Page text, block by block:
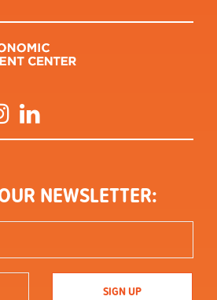
Instagram
NEWSLETTER: